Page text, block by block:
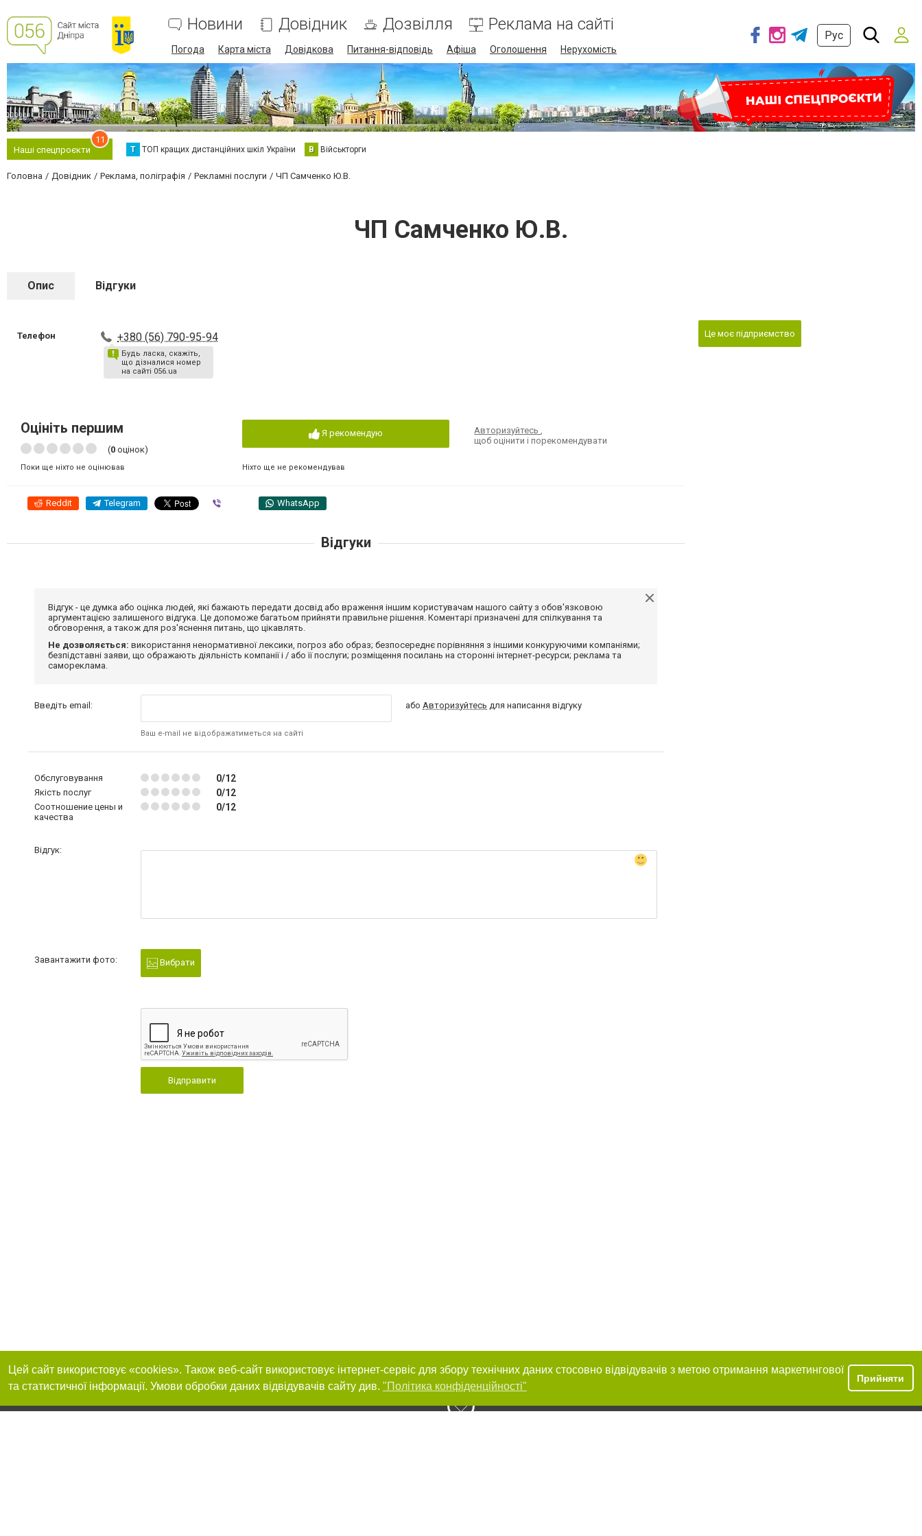
Новини Довідник Дозвілля Реклама на сайті
Погода Карта міста Довідкова Питання-відповідь Афіша Оголошення Нерухомість
Рус
Наші спецпроєкти
11
Т ТОП кращих дистанційних шкіл України В Військторги
Головна Довідник Реклама, поліграфія Рекламні послуги ЧП Самченко Ю.В.
ЧП Самченко Ю.В.
Опис Відгуки
Телефон +380 (56) 790-95-94
Будь ласка, скажіть,
що дізналися номер
на сайті 056.ua
Оцініть першим
(0 оцінок)
Поки ще ніхто не оцінював
Я рекомендую
Ніхто ще не рекомендував
Авторизуйтесь,
щоб оцінити і порекомендувати
Reddit Telegram WhatsApp
Це моє підприємство
Відгуки
Відгук - це думка або оцінка людей, які бажають передати досвід або враження іншим користувачам нашого сайту з обов'язковою
аргументацією залишеного відгука. Це допоможе багатьом прийняти правильне рішення. Коментарі призначені для спілкування та
обговорення, а також для роз'яснення питань, що цікавлять.
Не дозволяється: використання ненормативної лексики, погроз або образ; безпосереднє порівняння з іншими конкуруючими компаніями;
безпідставні заяви, що ображають діяльність компанії і / або її послуги; розміщення посилань на сторонні інтернет-ресурси; реклама та
самореклама.
Введіть email:
Ваш e-mail не відображатиметься на сайті
абоАвторизуйтесь для написання відгуку
Обслуговування 0/12
Якість послуг 0/12
Соотношение цены и
качества
0/12
Відгук:
Завантажити фото: Вибрати
Відправити
Цей сайт використовує «cookies». Також веб-сайт використовує інтернет-сервіс для збору технічних даних стосовно відвідувачів з метою отримання маркетингової
та статистичної інформації. Умови обробки даних відвідувачів сайту див. "Політика конфіденційності"
Прийняти